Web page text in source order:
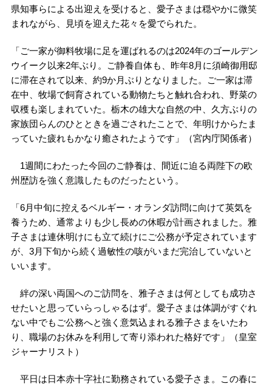
県知事らによる出迎えを受けると、愛子さまは穏やかに微笑
まれながら、見頃を迎えた花々を愛でられた。
「ご一家が御料牧場に足を運ばれるのは2024年のゴールデン
ウイーク以来2年ぶり。ご静養自体も、昨年8月に須崎御用邸
に滞在されて以来、約9か月ぶりとなりました。ご一家は滞
在中、牧場で飼育されている動物たちと触れ合われ、野菜の
収穫も楽しまれていた。栃木の雄大な自然の中、久方ぶりの
家族団らんのひとときを過ごされたことで、年明けからたま
っていた疲れもかなり癒されたようです」（宮内庁関係者）
1週間にわたった今回のご静養は、間近に迫る両陛下の欧
州歴訪を強く意識したものだったという。
「6月中旬に控えるベルギー・オランダ訪問に向けて英気を
養うため、通常よりも少し長めの休暇が計画されました。雅
子さまは連休明けにも立て続けにご公務が予定されています
が、3月下旬から続く過敏性の咳がいまだ完治していないと
いいます。
絆の深い両国へのご訪問を、雅子さまは何としても成功さ
せたいと思っていらっしゃるはず。愛子さまは体調がすぐれ
ない中でもご公務へと強く意気込まれる雅子さまをいたわ
り、職場のお休みを利用して寄り添われた格好です」（皇室
ジャーナリスト）
平日は日本赤十字社に勤務されている愛子さま。この春に